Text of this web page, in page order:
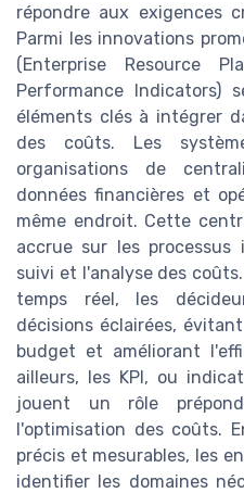
répondre aux exigences
Parmi les innovations
(Enterprise Resource
Performance Indicators)
éléments clés à intégrer
des coûts. Les
organisations de
données financières et
même endroit. Cette
accrue sur les
suivi et l'analyse des
temps réel, les
décisions éclairées,
budget et améliorant
ailleurs, les KPI, ou
jouent un rôle
l'optimisation des coûts.
précis et mesurables, les
identifier les domaines